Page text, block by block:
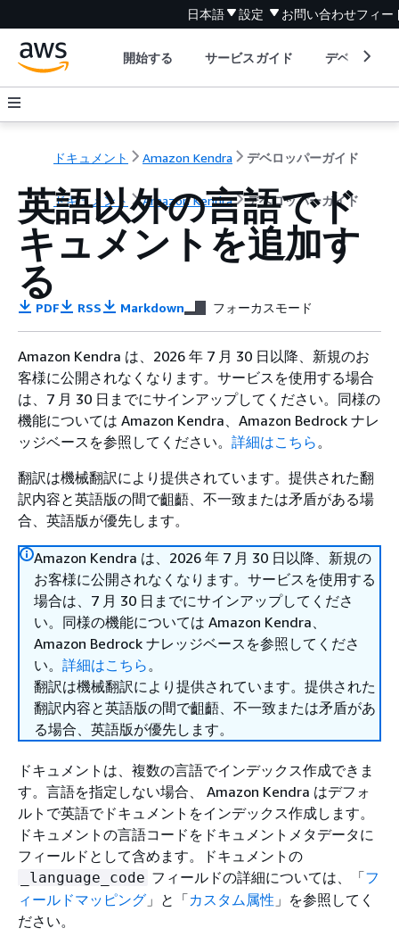
日本語 設定 お問い合わせフィー
開始する サービスガイド デベロッパ
ドキュメント Amazon Kendra デベロッパーガイド
ドキュメント Amazon Kendra デベロッパーガイド
英語以外の言語でド
キュメントを追加す
る
PDF RSS Markdown フォーカスモード
Amazon Kendra は、2026 年 7 月 30 日以降、新規のお
客様に公開されなくなります。サービスを使用する場合
は、7 月 30 日までにサインアップしてください。同様の
機能については Amazon Kendra、Amazon Bedrock ナレ
ッジベースを参照してください。 詳細はこちら。
翻訳は機械翻訳により提供されています。提供された翻
訳内容と英語版の間で齟齬、不一致または矛盾がある場
合、英語版が優先します。
Amazon Kendra は、2026 年 7 月 30 日以降、新規の
お客様に公開されなくなります。サービスを使用する
場合は、7 月 30 日までにサインアップしてくださ
い。同様の機能については Amazon Kendra、
Amazon Bedrock ナレッジベースを参照してくださ
い。 詳細はこちら。
翻訳は機械翻訳により提供されています。提供された
翻訳内容と英語版の間で齟齬、不一致または矛盾があ
る場合、英語版が優先します。
ドキュメントは、複数の言語でインデックス作成できま
す。言語を指定しない場合、 Amazon Kendra はデフォ
ルトで英語でドキュメントをインデックス作成します。
ドキュメントの言語コードをドキュメントメタデータに
フィールドとして含めます。ドキュメントの
_language_code フィールドの詳細については、「フ
ィールドマッピング 」と「カスタム属性 」を参照してく
ださい。